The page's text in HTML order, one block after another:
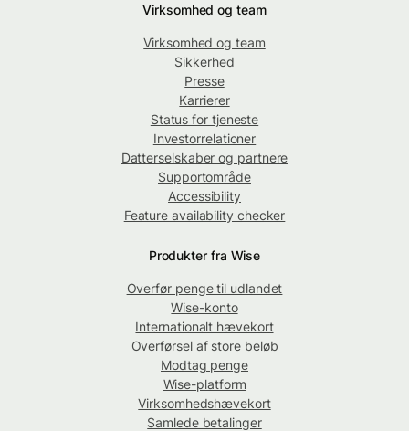
Virksomhed og team
Virksomhed og team
Sikkerhed
Presse
Karrierer
Status for tjeneste
Investorrelationer
Datterselskaber og partnere
Supportområde
Accessibility
Feature availability checker
Produkter fra Wise
Overfør penge til udlandet
Wise-konto
Internationalt hævekort
Overførsel af store beløb
Modtag penge
Wise-platform
Virksomhedshævekort
Samlede betalinger